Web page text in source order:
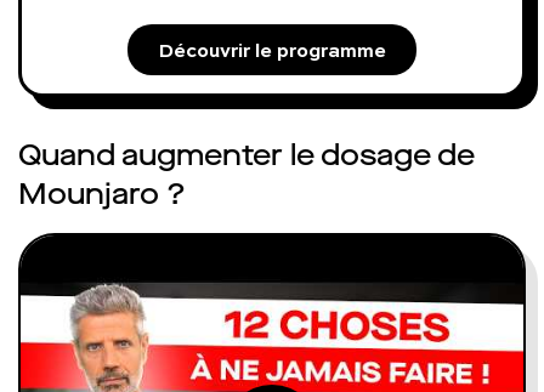
Découvrir le programme
Quand augmenter le dosage de
Mounjaro ?